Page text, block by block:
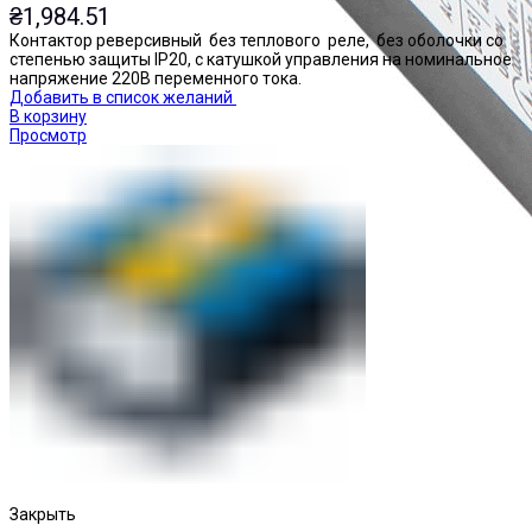
Приставки контактные
₴1,984.51
Контактор реверсивный без теплового реле, без оболочки со
степенью защиты IP20, с катушкой управления на номинальное
напряжение 220В переменного тока.
Добавить в список желаний
В корзину
Просмотр
Закрыть